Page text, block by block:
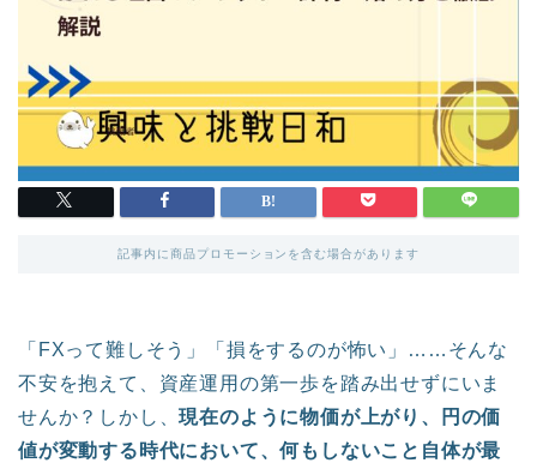
記事内に商品プロモーションを含む場合があります
「FXって難しそう」「損をするのが怖い」……そんな
不安を抱えて、資産運用の第一歩を踏み出せずにいま
せんか？しかし、現在のように物価が上がり、円の価
値が変動する時代において、何もしないこと自体が最